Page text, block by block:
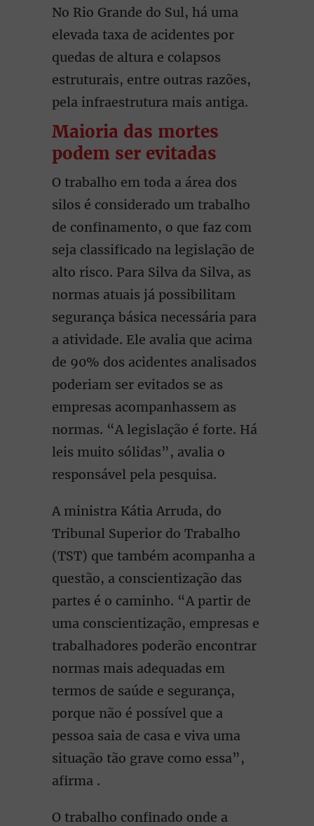
No Rio Grande do Sul, há uma
elevada taxa de acidentes por
quedas de altura e colapsos
estruturais, entre outras razões,
pela infraestrutura mais antiga.
Maioria das mortes
podem ser evitadas
O trabalho em toda a área dos
silos é considerado um trabalho
de confinamento, o que faz com
seja classificado na legislação de
alto risco. Para Silva da Silva, as
normas atuais já possibilitam
segurança básica necessária para
a atividade. Ele avalia que acima
de 90% dos acidentes analisados
poderiam ser evitados se as
empresas acompanhassem as
normas. “A legislação é forte. Há
leis muito sólidas”, avalia o
responsável pela pesquisa.
A ministra Kátia Arruda, do
Tribunal Superior do Trabalho
(TST) que também acompanha a
questão, a conscientização das
partes é o caminho. “A partir de
uma conscientização, empresas e
trabalhadores poderão encontrar
normas mais adequadas em
termos de saúde e segurança,
porque não é possível que a
pessoa saia de casa e viva uma
situação tão grave como essa”,
afirma .
O trabalho confinado onde a